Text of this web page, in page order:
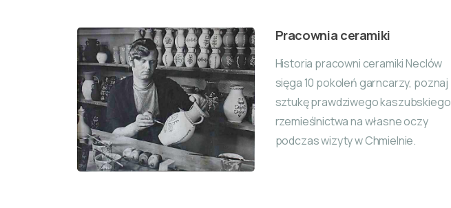
Pracownia ceramiki
Historia pracowni ceramiki Neclów
sięga 10 pokoleń garncarzy, poznaj
sztukę prawdziwego kaszubskiego
rzemieślnictwa na własne oczy
podczas wizyty w Chmielnie.